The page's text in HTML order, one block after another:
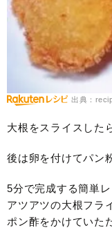
出典：
大根をスライスした
後は卵を付けてパン
5分で完成する簡単
アツアツの大根フラ
ポン酢をかけていた